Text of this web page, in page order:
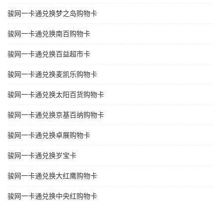
骏网一卡通兑换梦之岛购物卡
骏网一卡通兑换南百购物卡
骏网一卡通兑换百益超市卡
骏网一卡通兑换麦凯乐购物卡
骏网一卡通兑换太阳百货购物卡
骏网一卡通兑换京基百纳购物卡
骏网一卡通兑换卓展购物卡
骏网一卡通兑换岁宝卡
骏网一卡通兑换大红鹰购物卡
骏网一卡通兑换中央红购物卡